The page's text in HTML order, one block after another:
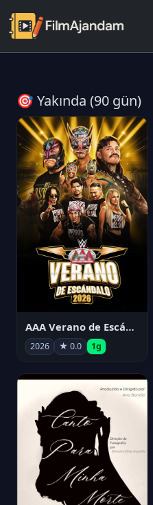
🎯 Yakında (90 gün)
AAA Verano de Escándalo 2026 - Week 3
2026 ★ 0.0 1g